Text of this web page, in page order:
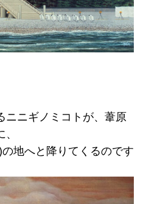
ニニギノミコトが、葦原
地へと降りてくるのです